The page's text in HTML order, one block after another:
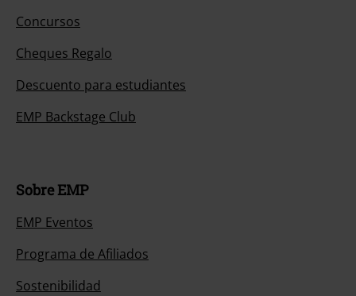
Concursos
Cheques Regalo
Descuento para estudiantes
EMP Backstage Club
Sobre EMP
EMP Eventos
Programa de Afiliados
Sostenibilidad